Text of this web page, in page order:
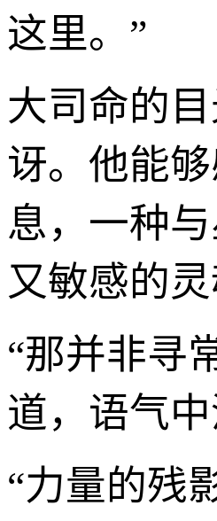
这里。”
大司命的
讶。他能
息，一种
又敏感的灵
“那并非寻
道，语气
“力量的残